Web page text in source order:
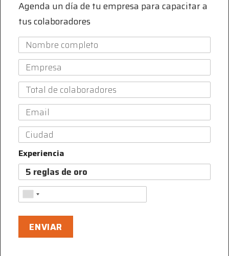
Agenda un día de tu empresa para capacitar a
tus colaboradores
Experiencia